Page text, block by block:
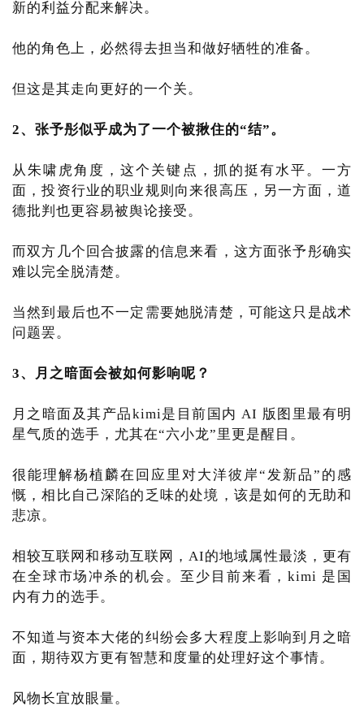
新的利益分配来解决。
他的角色上，必然得去担当和做好牺牲的准备。
但这是其走向更好的一个关。
2、张予彤似乎成为了一个被揪住的“结”。
从朱啸虎角度，这个关键点，抓的挺有水平。一方
面，投资行业的职业规则向来很高压，另一方面，道
德批判也更容易被舆论接受。
而双方几个回合披露的信息来看，这方面张予彤确实
难以完全脱清楚。
当然到最后也不一定需要她脱清楚，可能这只是战术
问题罢。
3、月之暗面会被如何影响呢？
月之暗面及其产品kimi是目前国内 AI 版图里最有明
星气质的选手，尤其在“六小龙”里更是醒目。
很能理解杨植麟在回应里对大洋彼岸“发新品”的感
慨，相比自己深陷的乏味的处境，该是如何的无助和
悲凉。
相较互联网和移动互联网，AI的地域属性最淡，更有
在全球市场冲杀的机会。至少目前来看，kimi 是国
内有力的选手。
不知道与资本大佬的纠纷会多大程度上影响到月之暗
面，期待双方更有智慧和度量的处理好这个事情。
风物长宜放眼量。